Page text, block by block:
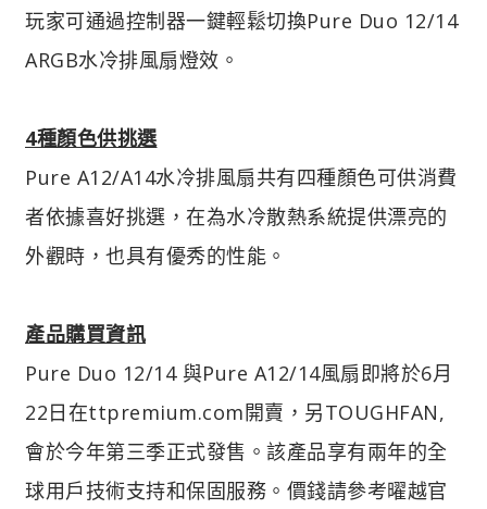
玩家可通過控制器一鍵輕鬆切換Pure Duo 12/14
ARGB水冷排風扇燈效。
4種顏色供挑選
Pure A12/A14水冷排風扇共有四種顏色可供消費
者依據喜好挑選，在為水冷散熱系統提供漂亮的
外觀時，也具有優秀的性能。
產品購買資訊
Pure Duo 12/14 與Pure A12/14風扇即將於6月
22日在ttpremium.com開賣，另TOUGHFAN,
會於今年第三季正式發售。該產品享有兩年的全
球用戶技術支持和保固服務。價錢請參考曜越官